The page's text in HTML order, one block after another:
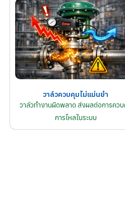
วาล์วควบคุมไม่แม่นยำ
วาล์วทำงานผิดพลาด ส่งผลต่อการคว
การไหลในระบบ